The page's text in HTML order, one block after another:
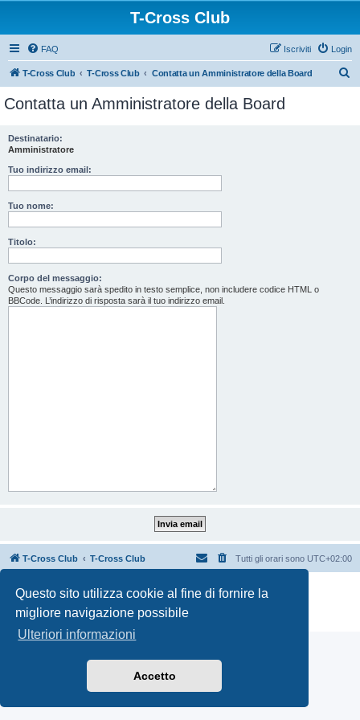
Questo sito utilizza cookie al fine di fornire la
migliore navigazione possibile
Ulteriori informazioni
Accetto
T-Cross Club
FAQ Login
Iscriviti
T-Cross Club T-Cross Club Contatta un Amministratore della Board
Contatta un Amministratore della Board
Destinatario:
Amministratore
Tuo indirizzo email:
Tuo nome:
Titolo:
Corpo del messaggio:
Questo messaggio sarà spedito in testo semplice, non includere codice HTML o
BBCode. L’indirizzo di risposta sarà il tuo indirizzo email.
T-Cross Club T-Cross Club Tutti gli orari sono UTC+02:00
Creato da
® Forum Software © phpBB Limited
Privacy|Condizioni